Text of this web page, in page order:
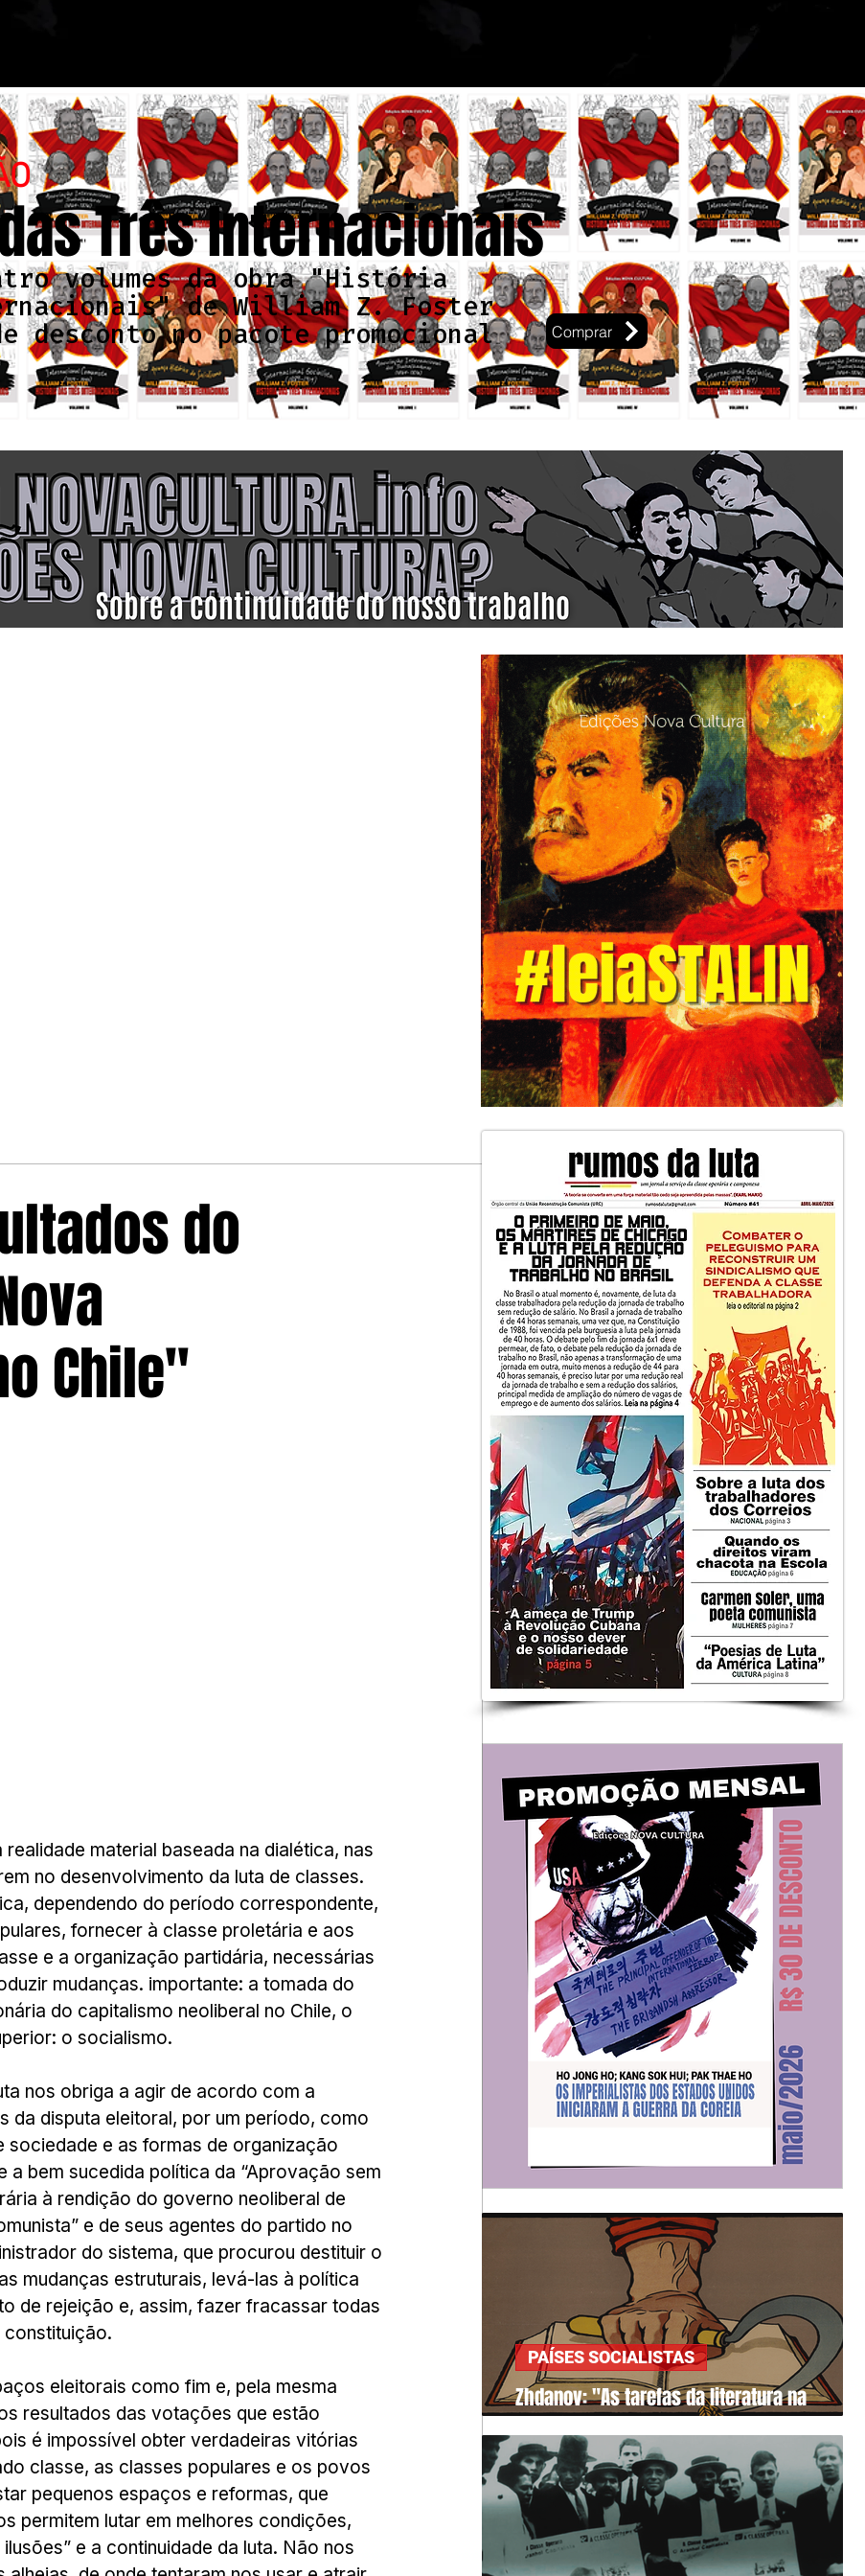
volumes da obra "História
de William Z. Foster
desconto no pacote promocional
Três Internacionais
Comprar
do
Chile"
material baseada na dialética, nas
no desenvolvimento da luta de classes.
dependendo do período correspondente,
fornecer à classe proletária e aos
e a organização partidária, necessárias
mudanças. importante: a tomada do
do capitalismo neoliberal no Chile, o
o socialismo.
nos obriga a agir de acordo com a
da disputa eleitoral, por um período, como
e as formas de organização
bem sucedida política da “Aprovação sem
à rendição do governo neoliberal de
e de seus agentes do partido no
do sistema, que procurou destituir o
mudanças estruturais, levá-las à política
de rejeição e, assim, fazer fracassar todas
eleitorais como fim e, pela mesma
resultados das votações que estão
é impossível obter verdadeiras vitórias
classe, as classes populares e os povos
pequenos espaços e reformas, que
permitem lutar em melhores condições,
e a continuidade da luta. Não nos
Zhdanov: "As tarefas da literatura na
PAÍSES SOCIALISTAS